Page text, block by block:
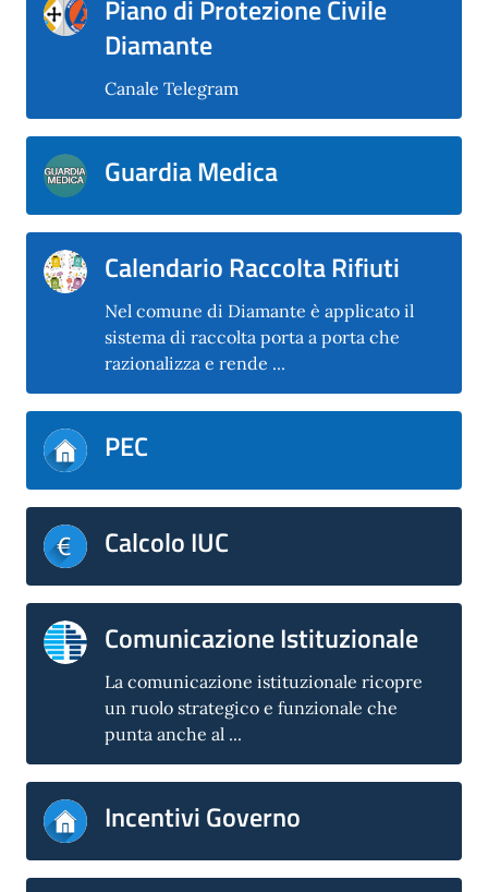
Piano di Protezione Civile
Diamante
Canale Telegram
Guardia Medica
Calendario Raccolta Rifiuti
Nel comune di Diamante è applicato il
sistema di raccolta porta a porta che
razionalizza e rende ...
PEC
Calcolo IUC
Comunicazione Istituzionale
La comunicazione istituzionale ricopre
un ruolo strategico e funzionale che
punta anche al ...
Incentivi Governo